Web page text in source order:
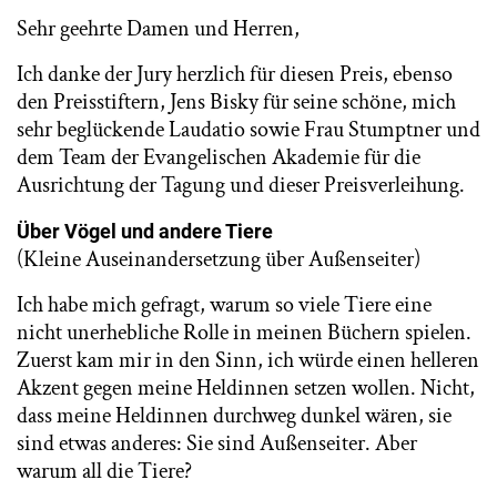
Sehr geehrte Damen und Herren,
Ich danke der Jury herzlich für diesen Preis, ebenso
den Preisstiftern, Jens Bisky für seine schöne, mich
sehr beglückende Laudatio sowie Frau Stumptner und
dem Team der Evangelischen Akademie für die
Ausrichtung der Tagung und dieser Preisverleihung.
Über Vögel und andere Tiere
(Kleine Auseinandersetzung über Außenseiter)
Ich habe mich gefragt, warum so viele Tiere eine
nicht unerhebliche Rolle in meinen Büchern spielen.
Zuerst kam mir in den Sinn, ich würde einen helleren
Akzent gegen meine Heldinnen setzen wollen. Nicht,
dass meine Heldinnen durchweg dunkel wären, sie
sind etwas anderes: Sie sind Außenseiter. Aber
warum all die Tiere?